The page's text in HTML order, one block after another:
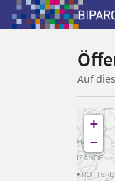
Auf
+
−